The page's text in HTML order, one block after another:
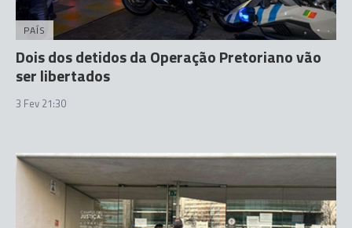
PAÍS
Dois dos detidos da Operação Pretoriano vão
ser libertados
3 Fev 21:30